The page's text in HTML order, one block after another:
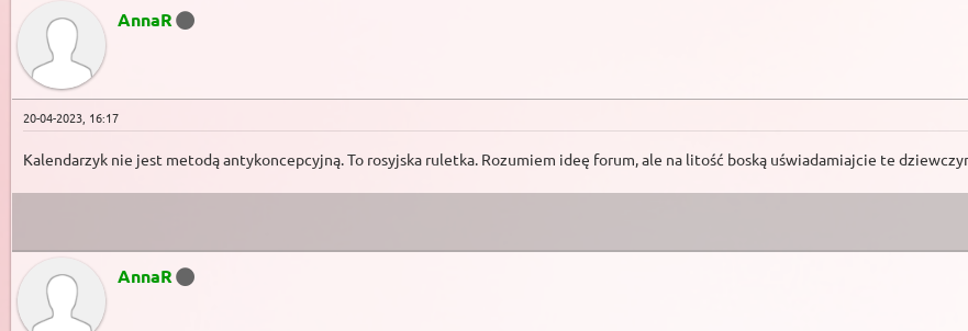
AnnaR
20-04-2023, 16:17
Kalendarzyk nie jest metodą antykoncepcyjną. To rosyjska ruletka. Rozumiem ideę forum, ale na litość boską uświadamiajcie te
AnnaR